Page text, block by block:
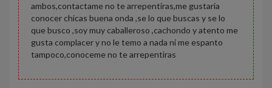
ambos,contactame no te arrepentiras,me gustaria
conocer chicas buena onda ,se lo que buscas y se lo
que busco ,soy muy caballeroso ,cachondo y atento me
gusta complacer y no le temo a nada ni me espanto
tampoco,conoceme no te arrepentiras